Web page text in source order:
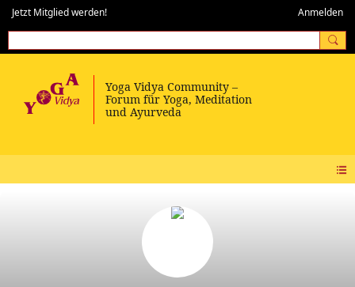
Jetzt Mitglied werden! Anmelden